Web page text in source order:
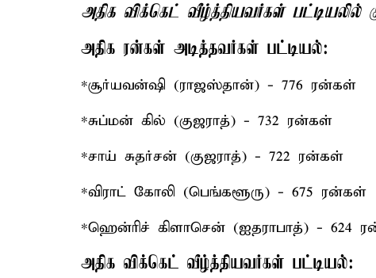
அதிக விக்கெட் வீழ்த்தியவர்கள் பட்டியலில்
அதிக ரன்கள் அடித்தவர்கள் பட்டியல்:
*சூர்யவன்ஷி (ராஜஸ்தான்) - 776 ரன்கள்
*சுப்மன் கில் (குஜராத்) - 732 ரன்கள்
*சாய் சுதர்சன் (குஜராத்) - 722 ரன்கள்
*விராட் கோலி (பெங்களூரு) - 675 ரன்கள்
*ஹென்ரிச் கிளாசென் (ஐதராபாத்) - 624
அதிக விக்கெட் வீழ்த்தியவர்கள் பட்டியல்: